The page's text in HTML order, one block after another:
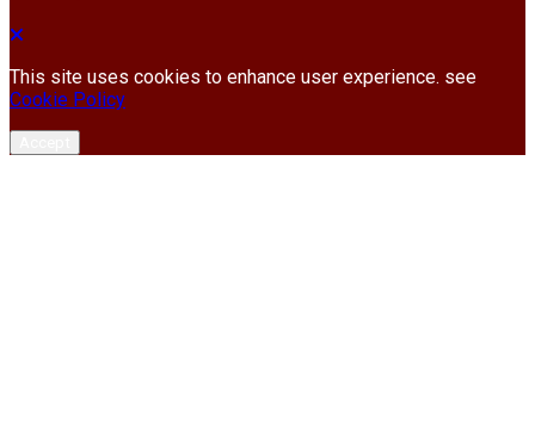
This site uses cookies to enhance user experience. see
Cookie Policy